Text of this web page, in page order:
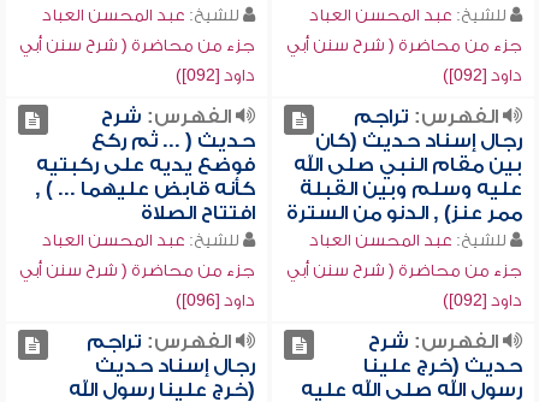
للشيخ: عبد المحسن العباد
جزء من محاضرة ( شرح سنن أبي
داود [092])
للشيخ: عبد المحسن العباد
جزء من محاضرة ( شرح سنن أبي
داود [092])
الفهرس: تراجم
رجال إسناد حديث (كان
بين مقام النبي صلى الله
عليه وسلم وبين القبلة
ممر عنز) , الدنو من السترة
للشيخ: عبد المحسن العباد
جزء من محاضرة ( شرح سنن أبي
داود [092])
الفهرس: شرح
حديث ( ... ثم ركع
فوضع يديه على ركبتيه
كأنه قابض عليهما ... ) ,
افتتاح الصلاة
للشيخ: عبد المحسن العباد
جزء من محاضرة ( شرح سنن أبي
داود [096])
الفهرس: شرح
حديث (خرج علينا
رسول الله صلى الله عليه
الفهرس: تراجم
رجال إسناد حديث
(خرج علينا رسول الله